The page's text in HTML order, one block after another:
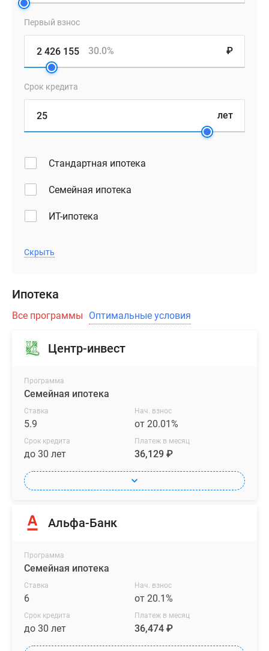
Первый взнос
₽
30.0%
Срок кредита
лет
Стандартная ипотека
Семейная ипотека
ИТ-ипотека
Скрыть
Ипотека
Все программы Оптимальные условия
Центр-инвест
Программа
Семейная ипотека
Ставка
5.9
Нач. взнос
от 20.01%
Срок кредита
до 30 лет
Платеж в месяц
36,129 ₽
Альфа-Банк
Программа
Семейная ипотека
Ставка
6
Нач. взнос
от 20.1%
Срок кредита
до 30 лет
Платеж в месяц
36,474 ₽